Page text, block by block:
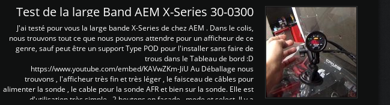
Test de la large Band AEM X-Series 30-0300
J'ai testé pour vous la large bande X-Series de chez AEM . Dans le colis,
nous trouvons tout ce que nous pouvons attendre pour un afficheur de ce
genre, sauf peut être un support Type POD pour l'installer sans faire de
trous dans le Tableau de bord :D
https://www.youtube.com/embed/KAVwZKm-JiU Au Déballage nous
trouvons , l'afficheur très fin et très léger , le faisceau de câbles pour
alimenter la sonde , le cable pour la sonde AFR et bien sur la sonde. Elle est
d'utilisation très simple , 2 boutons en façade , mode et select. Il y a